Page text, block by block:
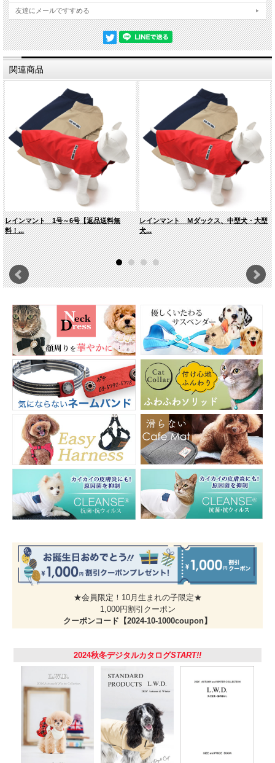
オレンジ
ピンク
ネイビー
サイズ
商品仕上がりサイズ
背丈 / 首回り / 胴回り cm
1号 / 25 / 21.5 / 34.5
2号 / 28.5 / 25 / 40
4号 / 34 / 30 / 48
5号 / 37.5 / 34 / 54
6号 / 41 / 37 / 58
MDS / 35 / 27 / 45
MDM / 37 / 30 / 49
LGL / 63.5 / 54.5 / 85
・MDダックスサイズ、LGはラージサイズ（中型・大型
犬)です。
・ ＭＤＳとＭＤＭは袖のないデザインです。
・サイズ表はワンちゃんのサイズではなく、商品の仕上が
りサイズです。毛量やゆとり分もご考慮ください。サイズ
選びに迷われたら、ワンちゃんの体重とサイズを測った上
でお電話をください。
た高機能素材です。通気性の高いメッシュ調生地に、撥水
基を高密度に配列し生地と強固に密着させています。
原産国 日本
・撥水加工は擦れに弱い性質があります。ウェアの上から
ハーネスを装着するなど、何かの理由で同じ場所が擦れ続
けると、その箇所から雨が侵みやすくなりますのでご注意
ください。
・雨に含まれる汚れが付着することにより撥水力が落ちて
きますので、着用後は毎回洗濯または水でゆすぎ、雨や汚
れを落としてください。
友達にメールですすめる
関連商品
レインマント 1号～6号【返品送料無
料！...
レインマント Ｍダックス、中型犬・大型
犬...
★会員限定！10月生まれの子限定★
1,000円割引クーポン
クーポンコード【2024-10-1000coupon】
2024秋冬デジタルカタログSTART!!